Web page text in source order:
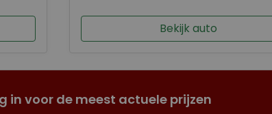
Bekijk auto
in voor de meest actuele prijzen